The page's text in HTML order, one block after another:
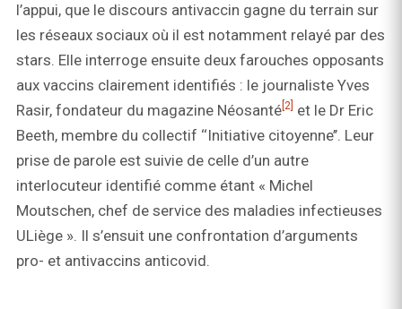
l’appui, que le discours antivaccin gagne du terrain sur
les réseaux sociaux où il est notamment relayé par des
stars. Elle interroge ensuite deux farouches opposants
aux vaccins clairement identifiés : le journaliste Yves
Rasir, fondateur du magazine Néosanté [2] et le Dr Eric
Beeth, membre du collectif ‘‘Initiative citoyenne’’. Leur
prise de parole est suivie de celle d’un autre
interlocuteur identifié comme étant « Michel
Moutschen, chef de service des maladies infectieuses
ULiège ». Il s’ensuit une confrontation d’arguments
pro- et antivaccins anticovid.